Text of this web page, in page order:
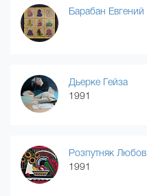
Барабан Евгений
Дьерке Гейза
1991
Розпутняк Любов
1991